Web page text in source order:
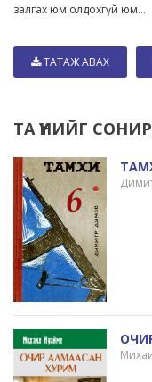
залгах юм олдохгүй юм...
ТАТАЖ АВАХ
ТА ҮҮНИЙГ